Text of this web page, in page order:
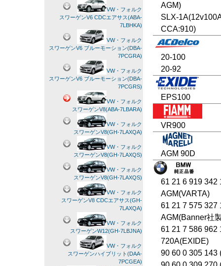
AGM)
SLX-
CCA:910)
20-100
20-92
EPS100
VR900
AGM 90D
61 21 6 919 342
AGM(VARTA)
61 21 7 575 327
AGM(Banner社
61 21 7 586 962
720A(EXIDE)
90 60 0 305 143
VW・フォルク
スワーゲンV6 CDCエアサス(ABA-
7LBHKA)
VW・フォルク
スワーゲンV6 ブルーモーション(DBA-
7PCGRA)
VW・フォルク
スワーゲンV6 ブルーモーション(DBA-
7PCGRS)
VW・フォルク
スワーゲンV8(ABA-7LBARA)
VW・フォルク
スワーゲンV8(GH-7LAXQA)
VW・フォルク
スワーゲンV8(GH-7LAXQS)
VW・フォルク
スワーゲンV8(GH-7LAXQS)
VW・フォルク
スワーゲンV8 CDCエアサス(GH-
7LAXQA)
VW・フォルク
スワーゲンW12(GH-7LBJNA)
VW・フォルク
スワーゲンハイブリット(DAA-
7PCGEA)